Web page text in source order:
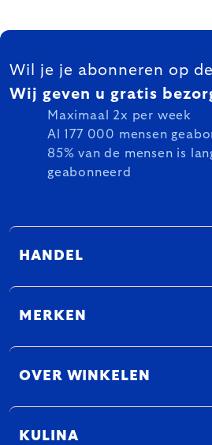
FOOTER
Wil je je abonneren op
Wij geven u gratis
Maximaal 2x per week
Al 177 000 mensen
85% van de mensen is
geabonneerd
HANDEL
MERKEN
OVER WINKELEN
KULINA